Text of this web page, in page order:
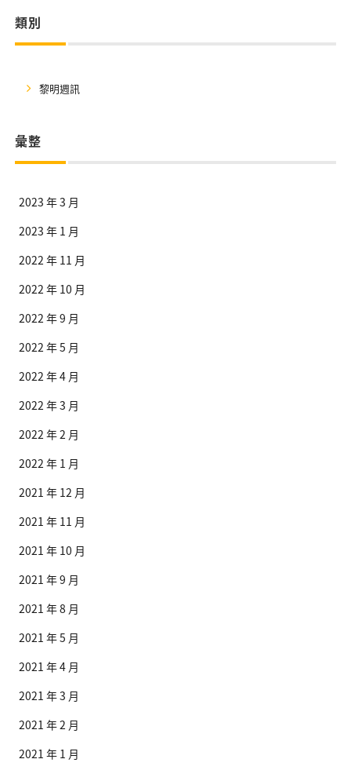
類別
黎明週訊
彙整
2023 年 3 月
2023 年 1 月
2022 年 11 月
2022 年 10 月
2022 年 9 月
2022 年 5 月
2022 年 4 月
2022 年 3 月
2022 年 2 月
2022 年 1 月
2021 年 12 月
2021 年 11 月
2021 年 10 月
2021 年 9 月
2021 年 8 月
2021 年 5 月
2021 年 4 月
2021 年 3 月
2021 年 2 月
2021 年 1 月